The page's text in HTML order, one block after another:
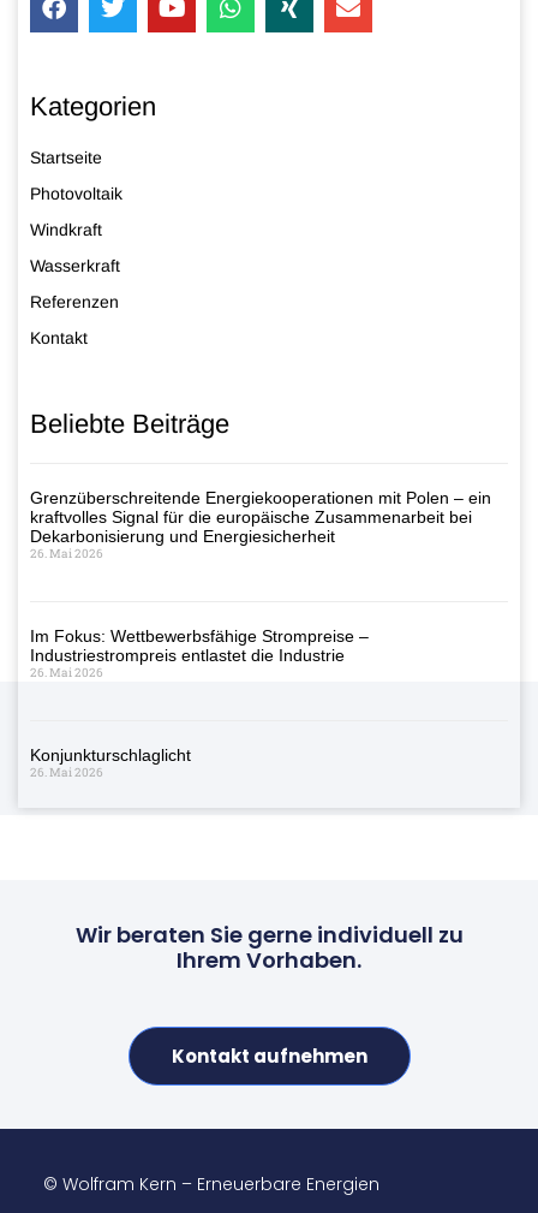
Kategorien
Startseite
Photovoltaik
Windkraft
Wasserkraft
Referenzen
Kontakt
Beliebte Beiträge
Grenzüberschreitende Energiekooperationen mit Polen – ein
kraftvolles Signal für die europäische Zusammenarbeit bei
Dekarbonisierung und Energiesicherheit
26. Mai 2026
Im Fokus: Wettbewerbsfähige Strompreise –
Industriestrompreis entlastet die Industrie
26. Mai 2026
Konjunkturschlaglicht
26. Mai 2026
Wir beraten Sie gerne individuell zu
Ihrem Vorhaben.
Kontakt aufnehmen
© Wolfram Kern – Erneuerbare Energien